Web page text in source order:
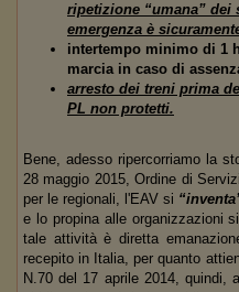
ripetizione “umana” dei
emergenza è
intertempo minimo di 1
marcia in caso di
arresto dei treni prima
PL non protetti.
Bene, adesso ripercorriamo la
28 maggio 2015, Ordine di
per le regionali, l'EAV si
e lo propina alle organizzazioni
tale attività è diretta
recepito in Italia, per quanto
N.70 del 17 aprile 2014, quindi,